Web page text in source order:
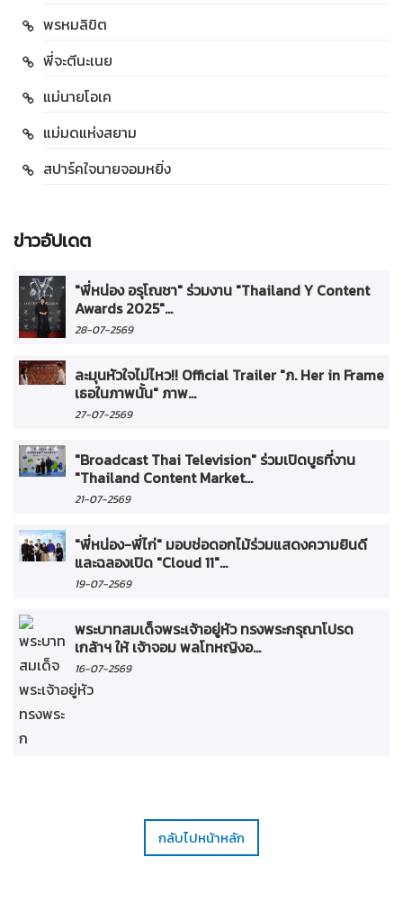
พรหมลิขิต
พี่จะตีนะเนย
แม่นายโอเค
แม่มดแห่งสยาม
สปาร์คใจนายจอมหยิ่ง
ข่าวอัปเดต
"พี่หน่อง อรุโณชา" ร่วมงาน "Thailand Y Content
Awards 2025"...
28-07-2569
ละมุนหัวใจไม่ไหว!! Official Trailer "ภ. Her in Frame
เธอในภาพนั้น" ภาพ...
27-07-2569
"Broadcast Thai Television" ร่วมเปิดบูธที่งาน
"Thailand Content Market...
21-07-2569
"พี่หน่อง-พี่ไก่" มอบช่อดอกไม้ร่วมแสดงความยินดี
และฉลองเปิด "Cloud 11"...
19-07-2569
พระบาทสมเด็จพระเจ้าอยู่หัว ทรงพระกรุณาโปรด
เกล้าฯ ให้ เจ้าจอม พลโทหญิงอ...
16-07-2569
กลับไปหน้าหลัก